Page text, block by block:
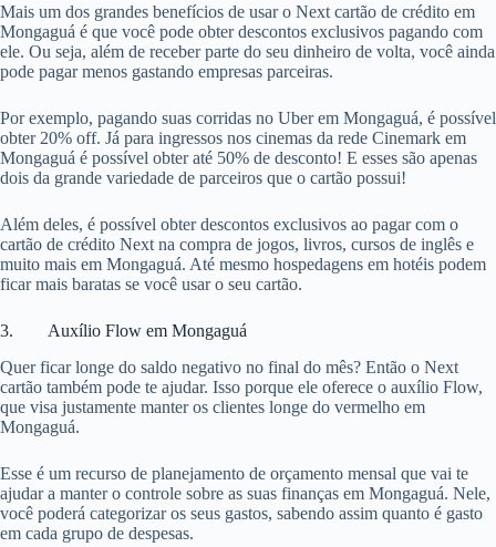
Mais um dos grandes benefícios de usar o Next cartão de crédito em
Mongaguá é que você pode obter descontos exclusivos pagando com
ele. Ou seja, além de receber parte do seu dinheiro de volta, você ainda
pode pagar menos gastando empresas parceiras.
Por exemplo, pagando suas corridas no Uber em Mongaguá, é possível
obter 20% off. Já para ingressos nos cinemas da rede Cinemark em
Mongaguá é possível obter até 50% de desconto! E esses são apenas
dois da grande variedade de parceiros que o cartão possui!
Além deles, é possível obter descontos exclusivos ao pagar com o
cartão de crédito Next na compra de jogos, livros, cursos de inglês e
muito mais em Mongaguá. Até mesmo hospedagens em hotéis podem
ficar mais baratas se você usar o seu cartão.
3. Auxílio Flow em Mongaguá
Quer ficar longe do saldo negativo no final do mês? Então o Next
cartão também pode te ajudar. Isso porque ele oferece o auxílio Flow,
que visa justamente manter os clientes longe do vermelho em
Mongaguá.
Esse é um recurso de planejamento de orçamento mensal que vai te
ajudar a manter o controle sobre as suas finanças em Mongaguá. Nele,
você poderá categorizar os seus gastos, sabendo assim quanto é gasto
em cada grupo de despesas.